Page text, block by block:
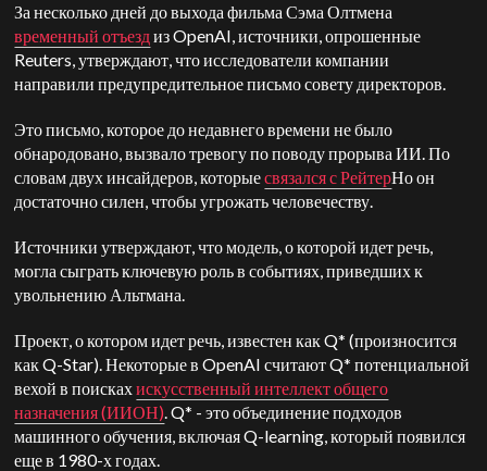
За несколько дней до выхода фильма Сэма Олтмена
временный отъездиз OpenAI, источники, опрошенные
Reuters, утверждают, что исследователи компании
направили предупредительное письмо совету директоров.
Это письмо, которое до недавнего времени не было
обнародовано, вызвало тревогу по поводу прорыва ИИ. По
словам двух инсайдеров, которыесвязался с РейтерНо он
достаточно силен, чтобы угрожать человечеству.
Источники утверждают, что модель, о которой идет речь,
могла сыграть ключевую роль в событиях, приведших к
увольнению Альтмана.
Проект, о котором идет речь, известен как Q* (произносится
как Q-Star). Некоторые в OpenAI считают Q* потенциальной
вехой в поискахискусственный интеллект общего
назначения (ИИОН). Q* - это объединение подходов
машинного обучения, включая Q-learning, который появился
еще в 1980-х годах.